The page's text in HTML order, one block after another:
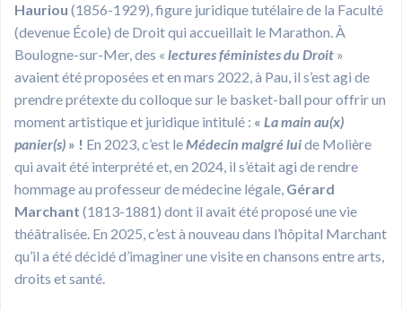
Hauriou (1856-1929), figure juridique tutélaire de la Faculté
(devenue École) de Droit qui accueillait le Marathon. À
Boulogne-sur-Mer, des « lectures féministes du Droit »
avaient été proposées et en mars 2022, à Pau, il s’est agi de
prendre prétexte du colloque sur le basket-ball pour offrir un
moment artistique et juridique intitulé : « La main au(x)
panier(s) » ! En 2023, c’est leMédecin malgré luide Molière
qui avait été interprété et, en 2024, il s’était agi de rendre
hommage au professeur de médecine légale, Gérard
Marchant (1813-1881) dont il avait été proposé une vie
théâtralisée. En 2025, c’est à nouveau dans l’hôpital Marchant
qu’il a été décidé d’imaginer une visite en chansons entre arts,
droits et santé.